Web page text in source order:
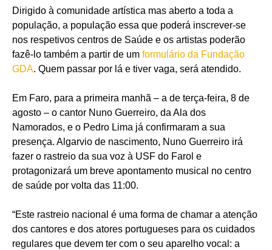
Dirigido à comunidade artística mas aberto a toda a
população, a população essa que poderá inscrever-se
nos respetivos centros de Saúde e os artistas poderão
fazê-lo também a partir de um formulário da Fundação
GDA. Quem passar por lá e tiver vaga, será atendido.
Em Faro, para a primeira manhã – a de terça-feira, 8 de
agosto – o cantor Nuno Guerreiro, da Ala dos
Namorados, e o Pedro Lima já confirmaram a sua
presença. Algarvio de nascimento, Nuno Guerreiro irá
fazer o rastreio da sua voz à USF do Farol e
protagonizará um breve apontamento musical no centro
de saúde por volta das 11:00.
“Este rastreio nacional é uma forma de chamar a atenção
dos cantores e dos atores portugueses para os cuidados
regulares que devem ter com o seu aparelho vocal: a